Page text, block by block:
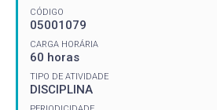
CÓDIGO
05001079
CARGA HORÁRIA
60 horas
TIPO DE ATIVIDADE
DISCIPLINA